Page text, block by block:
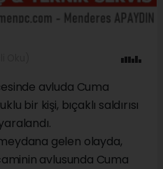
avluda Cuma
bir kişi, bıçaklı saldırısı
gelen olayda,
avlusunda Cuma